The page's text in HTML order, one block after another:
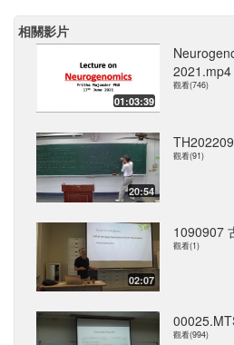
相關影片
01:03:39
2021.mp4
觀看(746)
20:54
觀看(91)
02:07
1090907
觀看(1)
觀看(994)